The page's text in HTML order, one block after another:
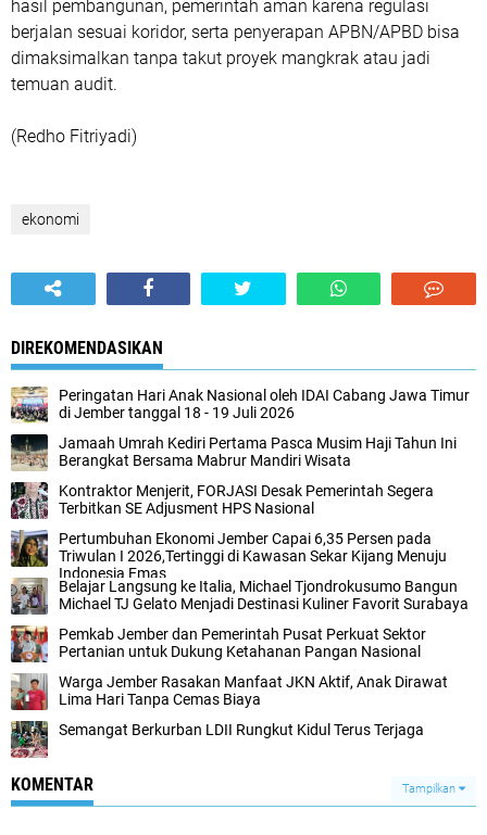
hasil pembangunan, pemerintah aman karena regulasi
berjalan sesuai koridor, serta penyerapan APBN/APBD bisa
dimaksimalkan tanpa takut proyek mangkrak atau jadi
temuan audit.
(Redho Fitriyadi)
ekonomi
DIREKOMENDASIKAN
Peringatan Hari Anak Nasional oleh IDAI Cabang Jawa Timur
di Jember tanggal 18 - 19 Juli 2026
Jamaah Umrah Kediri Pertama Pasca Musim Haji Tahun Ini
Berangkat Bersama Mabrur Mandiri Wisata
Kontraktor Menjerit, FORJASI Desak Pemerintah Segera
Terbitkan SE Adjusment HPS Nasional
P‎ertumbuhan Ekonomi Jember Capai 6,35 Persen pada
Triwulan I 2026,Tertinggi di Kawasan Sekar Kijang Menuju
Indonesia Emas
Belajar Langsung ke Italia, Michael Tjondrokusumo Bangun
Michael TJ Gelato Menjadi Destinasi Kuliner Favorit Surabaya
‎Pemkab Jember dan Pemerintah Pusat Perkuat Sektor
Pertanian untuk Dukung Ketahanan Pangan Nasional ‎
‎Warga Jember Rasakan Manfaat JKN Aktif, Anak Dirawat
Lima Hari Tanpa Cemas Biaya ‎
Semangat Berkurban LDII Rungkut Kidul Terus Terjaga
KOMENTAR Tampilkan